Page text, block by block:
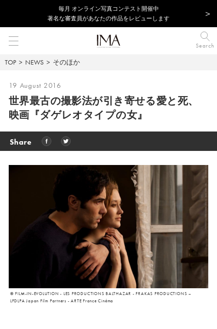
毎⽉ オンライン写真コンテスト開催中
著名な審査員があなたの作品をレビューします
Search
TOP NEWS そのほか
19 August 2016
世界最古の撮影法が引き寄せる愛と死、
映画『ダゲレオタイプの女』
Share
© FILM-IN-EVOLUTION - LES PRODUCTIONS BALTHAZAR - FRAKAS PRODUCTIONS –
LFDLPA Japan Film Partners - ARTE France Cinéma